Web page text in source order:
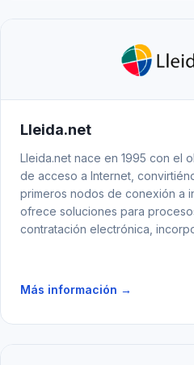
Lleida.net
Lleida.net nace en 1995 con el
de acceso a Internet,
primeros nodos de conexión a
ofrece soluciones para
contratación electrónica,
"electronic Know Your
Más información →